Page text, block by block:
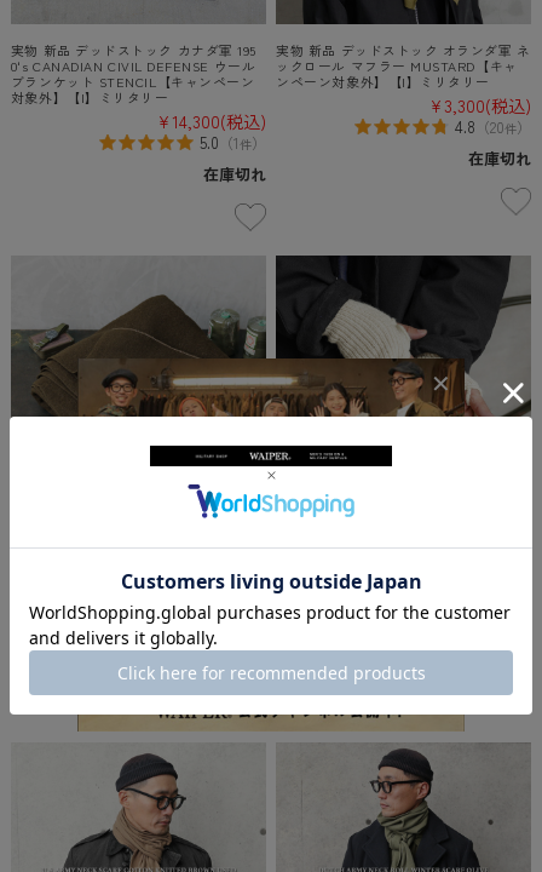
実物 新品 デッドストック カナダ軍 195
0's CANADIAN CIVIL DEFENSE ウール
ブランケット STENCIL【キャンペーン
対象外】【I】ミリタリー
¥14,300(税込)
5.0 （1件）
在庫切れ
実物 新品 デッドストック オランダ軍 ネ
ックロール マフラー MUSTARD【キャ
ンペーン対象外】【I】ミリタリー
¥3,300(税込)
4.8 （20件）
在庫切れ
ィンテージ ヘビーウエイトウール ブラ
¥10,780(税込)
5.0（
ー【キャンペーン対象外】【I】ミリタ
4.0（1件